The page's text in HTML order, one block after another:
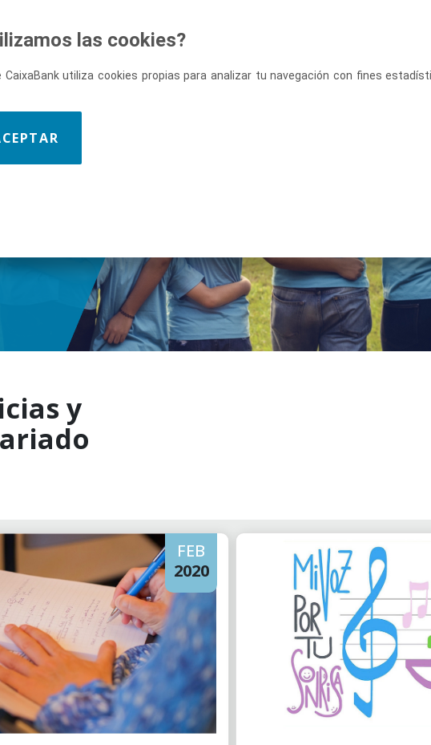
y
FEB
2020
las cookies?
CaixaBank utiliza cookies propias para analizar tu navegación con fines